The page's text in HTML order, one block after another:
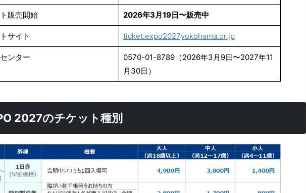
販売開始 2026年3月19日〜販売中
サイト ticket.expo2027yokohama.or.jp
ンター
0570-01-8789（2026年3月9日〜2027年11
月30日）
2027のチケット種別